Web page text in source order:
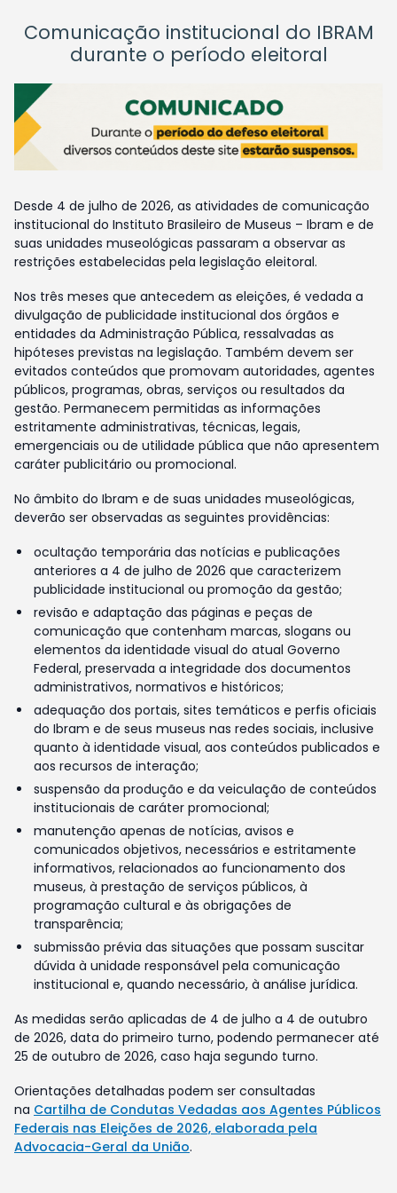
Comunicação institucional do IBRAM
durante o período eleitoral
Desde 4 de julho de 2026, as atividades de comunicação
institucional do Instituto Brasileiro de Museus – Ibram e de
suas unidades museológicas passaram a observar as
restrições estabelecidas pela legislação eleitoral.
Nos três meses que antecedem as eleições, é vedada a
divulgação de publicidade institucional dos órgãos e
entidades da Administração Pública, ressalvadas as
hipóteses previstas na legislação. Também devem ser
evitados conteúdos que promovam autoridades, agentes
públicos, programas, obras, serviços ou resultados da
gestão. Permanecem permitidas as informações
estritamente administrativas, técnicas, legais,
emergenciais ou de utilidade pública que não apresentem
caráter publicitário ou promocional.
No âmbito do Ibram e de suas unidades museológicas,
deverão ser observadas as seguintes providências:
ocultação temporária das notícias e publicações
anteriores a 4 de julho de 2026 que caracterizem
publicidade institucional ou promoção da gestão;
revisão e adaptação das páginas e peças de
comunicação que contenham marcas, slogans ou
elementos da identidade visual do atual Governo
Federal, preservada a integridade dos documentos
administrativos, normativos e históricos;
adequação dos portais, sites temáticos e perfis oficiais
do Ibram e de seus museus nas redes sociais, inclusive
quanto à identidade visual, aos conteúdos publicados e
aos recursos de interação;
suspensão da produção e da veiculação de conteúdos
institucionais de caráter promocional;
manutenção apenas de notícias, avisos e
comunicados objetivos, necessários e estritamente
informativos, relacionados ao funcionamento dos
museus, à prestação de serviços públicos, à
programação cultural e às obrigações de
transparência;
submissão prévia das situações que possam suscitar
dúvida à unidade responsável pela comunicação
institucional e, quando necessário, à análise jurídica.
As medidas serão aplicadas de 4 de julho a 4 de outubro
de 2026, data do primeiro turno, podendo permanecer até
25 de outubro de 2026, caso haja segundo turno.
Orientações detalhadas podem ser consultadas
na Cartilha de Condutas Vedadas aos Agentes Públicos
Federais nas Eleições de 2026, elaborada pela
Advocacia-Geral da União.